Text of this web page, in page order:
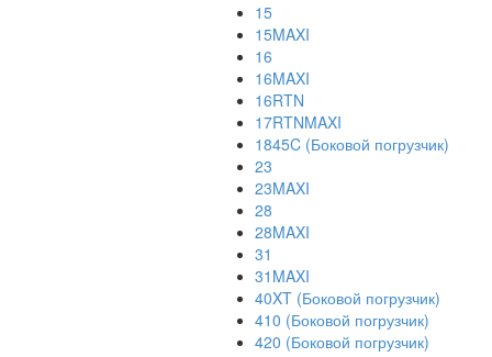
15
15MAXI
16
16MAXI
16RTN
17RTNMAXI
1845C (Боковой погрузчик)
23
23MAXI
28
28MAXI
31
31MAXI
40XT (Боковой погрузчик)
410 (Боковой погрузчик)
420 (Боковой погрузчик)